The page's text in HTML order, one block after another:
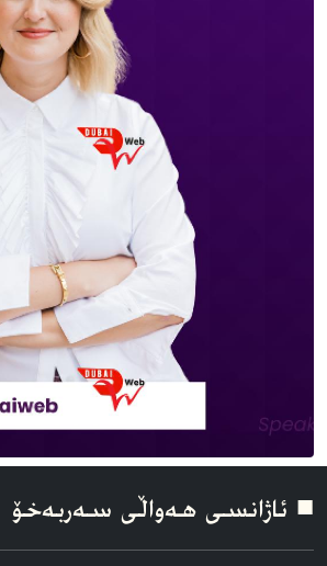
■ ئاژانسی هه‌واڵی سه‌ربه‌خۆ